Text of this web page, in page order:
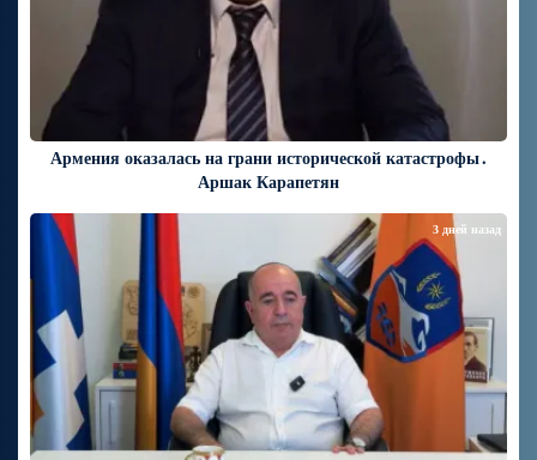
Армения оказалась на грани исторической катастрофы․
Аршак Карапетян
3 дней назад